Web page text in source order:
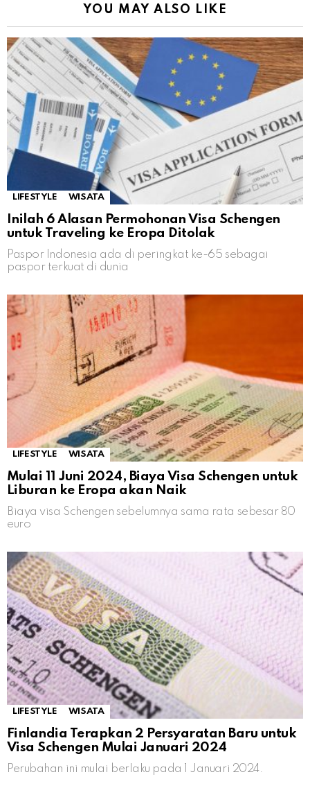
YOU MAY ALSO LIKE
LIFESTYLE WISATA
Inilah 6 Alasan Permohonan Visa Schengen
untuk Traveling ke Eropa Ditolak
Paspor Indonesia ada di peringkat ke-65 sebagai
paspor terkuat di dunia
LIFESTYLE WISATA
Mulai 11 Juni 2024, Biaya Visa Schengen untuk
Liburan ke Eropa akan Naik
Biaya visa Schengen sebelumnya sama rata sebesar 80
euro
LIFESTYLE WISATA
Finlandia Terapkan 2 Persyaratan Baru untuk
Visa Schengen Mulai Januari 2024
Perubahan ini mulai berlaku pada 1 Januari 2024.